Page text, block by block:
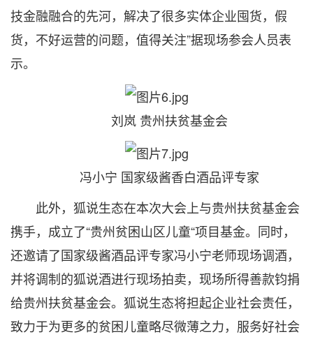
技金融融合的先河，解决了很多实体企业囤货，假
货，不好运营的问题，值得关注”据现场参会人员表
示。
刘岚 贵州扶贫基金会
冯小宁 国家级酱香白酒品评专家
此外，狐说生态在本次大会上与贵州扶贫基金会
携手，成立了“贵州贫困山区儿童“项目基金。同时，
还邀请了国家级酱酒品评专家冯小宁老师现场调酒，
并将调制的狐说酒进行现场拍卖，现场所得善款钧捐
给贵州扶贫基金会。狐说生态将担起企业社会责任，
致力于为更多的贫困儿童略尽微薄之力，服务好社会